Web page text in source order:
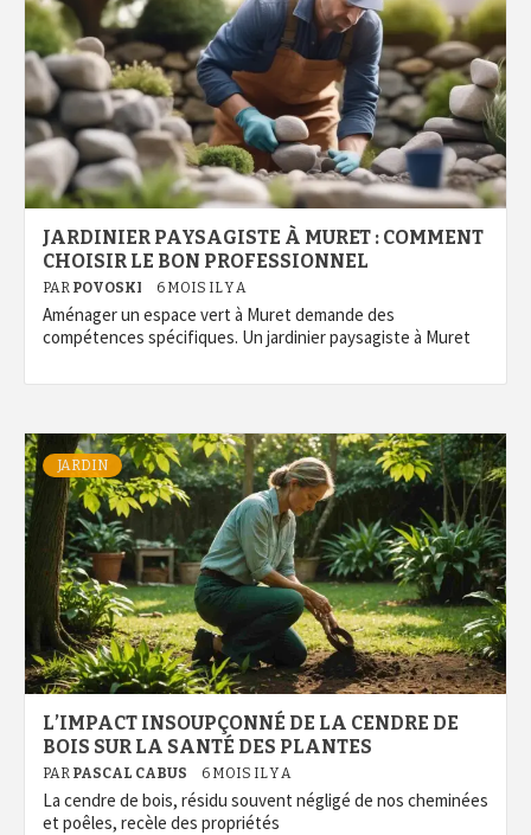
JARDINIER PAYSAGISTE À MURET : COMMENT
CHOISIR LE BON PROFESSIONNEL
PAR POVOSKI 6 MOIS IL Y A
Aménager un espace vert à Muret demande des
compétences spécifiques. Un jardinier paysagiste à Muret
JARDIN
L’IMPACT INSOUPÇONNÉ DE LA CENDRE DE
BOIS SUR LA SANTÉ DES PLANTES
PAR PASCAL CABUS 6 MOIS IL Y A
La cendre de bois, résidu souvent négligé de nos cheminées
et poêles, recèle des propriétés